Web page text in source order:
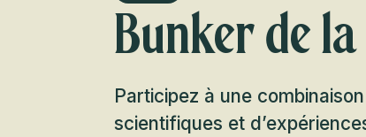
Bunker de
Participez à une
scientifiques et